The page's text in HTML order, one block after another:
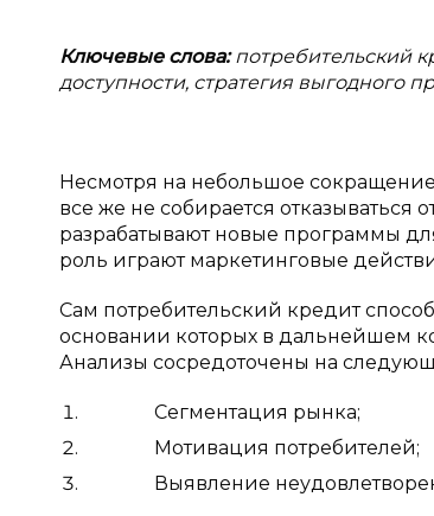
Ключевые слова:потребительский
доступности, стратегия выгодного
Несмотря на небольшое
все же не собирается
разрабатывают новые программы
роль играют маркетинговые
Сам потребительский кредит
основании которых в дальнейшем
Анализы сосредоточены на
Сегментация рынка;
Мотивация потребителей;
Выявление